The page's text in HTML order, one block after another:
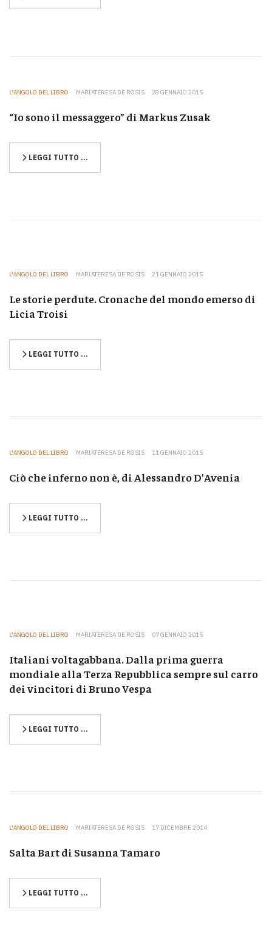
L'ANGOLO DEL LIBRO MARIATERESA DE ROSIS 28 GENNAIO 2015
“Io sono il messaggero” di Markus Zusak
LEGGI TUTTO …
L'ANGOLO DEL LIBRO MARIATERESA DE ROSIS 21 GENNAIO 2015
Le storie perdute. Cronache del mondo emerso di
Licia Troisi
LEGGI TUTTO …
L'ANGOLO DEL LIBRO MARIATERESA DE ROSIS 11 GENNAIO 2015
Ciò che inferno non è, di Alessandro D'Avenia
LEGGI TUTTO …
L'ANGOLO DEL LIBRO MARIATERESA DE ROSIS 07 GENNAIO 2015
Italiani voltagabbana. Dalla prima guerra
mondiale alla Terza Repubblica sempre sul carro
dei vincitori di Bruno Vespa
LEGGI TUTTO …
L'ANGOLO DEL LIBRO MARIATERESA DE ROSIS 17 DICEMBRE 2014
Salta Bart di Susanna Tamaro
LEGGI TUTTO …